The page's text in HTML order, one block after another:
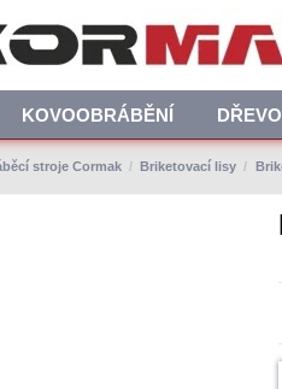
KOVOOBRÁBĚNÍ
stroje Cormak Briketovací lisy